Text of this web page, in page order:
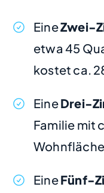
EineZwei-
etwa 45
kostet ca.
EineDrei-
Familie mit
EineFünf-